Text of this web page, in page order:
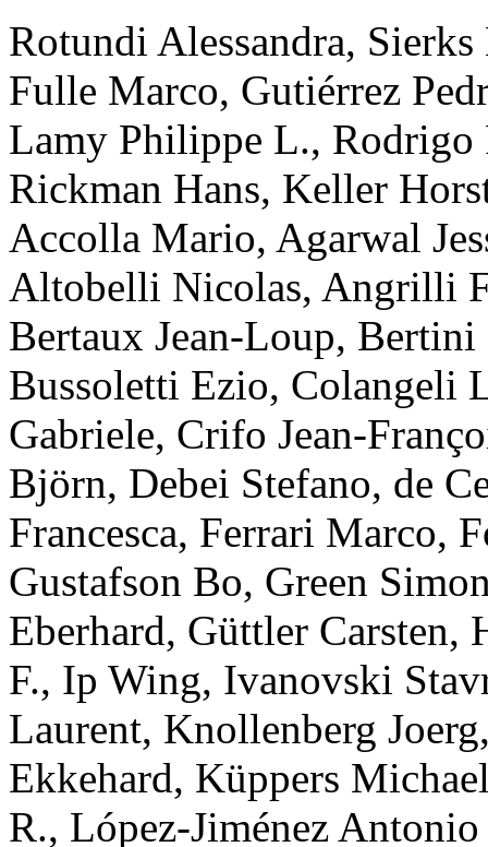
Rotundi Alessandra, Sierks
Fulle Marco, Gutiérrez
Lamy Philippe L., Rodrigo
Rickman Hans, Keller
Accolla Mario, Agarwal
Altobelli Nicolas, Angrilli
Bertaux Jean-Loup, Bertini
Bussoletti Ezio, Colangeli
Gabriele, Crifo Jean-
Björn, Debei Stefano, de
Francesca, Ferrari Marco,
Gustafson Bo, Green
Eberhard, Güttler Carsten,
F., Ip Wing, Ivanovski
Laurent, Knollenberg Joerg
Ekkehard, Küppers
R., López-Jiménez Antonio